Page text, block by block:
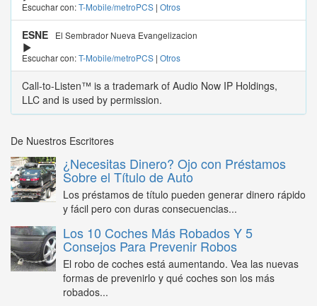
Escuchar con:T-Mobile/metroPCS | Otros
ESNE
El Sembrador Nueva Evangelizacion
Escuchar con:T-Mobile/metroPCS | Otros
Call-to-Listen™ is a trademark of Audio Now IP Holdings,
LLC and is used by permission.
De Nuestros Escritores
¿Necesitas Dinero? Ojo con Préstamos
Sobre el Título de Auto
Los préstamos de título pueden generar dinero rápido
y fácil pero con duras consecuencias...
Los 10 Coches Más Robados Y 5
Consejos Para Prevenir Robos
El robo de coches está aumentando. Vea las nuevas
formas de prevenirlo y qué coches son los más
robados...